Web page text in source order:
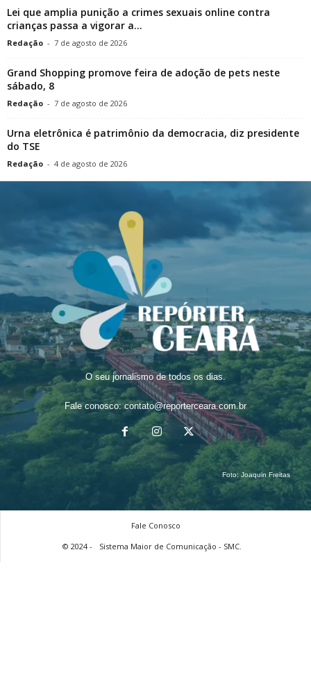
Lei que amplia punição a crimes sexuais online contra
crianças passa a vigorar a...
Redação - 7 de agosto de 2026
Grand Shopping promove feira de adoção de pets neste
sábado, 8
Redação - 7 de agosto de 2026
Urna eletrônica é patrimônio da democracia, diz presidente
do TSE
Redação - 4 de agosto de 2026
O seu jornalismo de todos os dias.
Fale conosco: contato@reporterceara.com.br
Foto: Joaquin Freitas
Fale Conosco
© 2024 -
Sistema Maior de Comunicação - SMC.